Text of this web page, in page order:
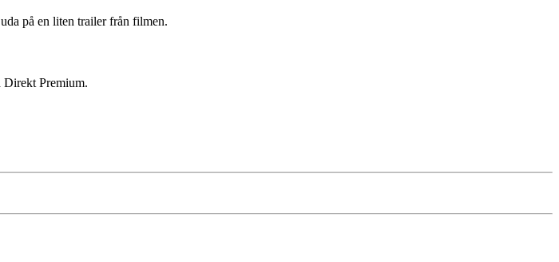
på en liten trailer från filmen.
Direkt Premium.